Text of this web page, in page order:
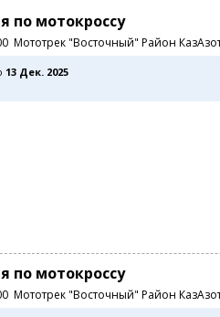
по мотокроссу
Мототрек "Восточный" Район
13 Дек. 2025
по мотокроссу
Мототрек "Восточный" Район